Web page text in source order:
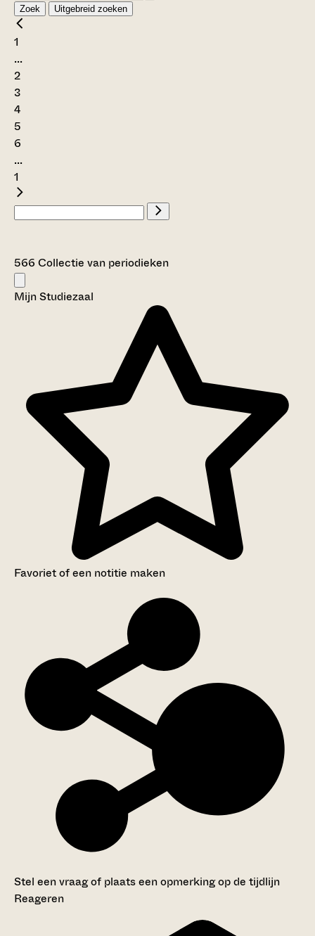
Zoek Uitgebreid zoeken
1
...
2
3
4
5
6
...
1
566 Collectie van periodieken
Mijn Studiezaal
Favoriet of een notitie maken
Stel een vraag of plaats een opmerking op de tijdlijn
Reageren